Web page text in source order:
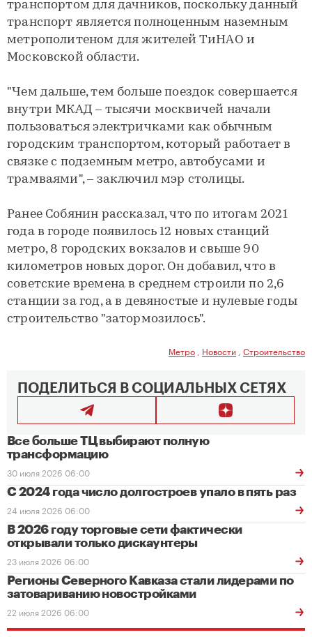
транспортом для дачников, поскольку данный
транспорт является полноценным наземным
метрополитеном для жителей ТиНАО и
Московской области.
"Чем дальше, тем больше поездок совершается
внутри МКАД – тысячи москвичей начали
пользоваться электричками как обычным
городским транспортом, который работает в
связке с подземным метро, автобусами и
трамваями", – заключил мэр столицы.
Ранее Собянин рассказал, что по итогам 2021
года в городе появилось 12 новых станций
метро, 8 городских вокзалов и свыше 90
километров новых дорог. Он добавил, что в
советские времена в среднем строили по 2,6
станции за год, а в девяностые и нулевые годы
строительство "затормозилось".
Метро Новости Строительство
ПОДЕЛИТЬСЯ В СОЦИАЛЬНЫХ СЕТЯХ
Все больше ТЦ выбирают полную
трансформацию
30 июля 2026 06:00
С 2024 года число долгостроев упало в пять раз
24 июля 2026 06:00
В 2026 году торговые сети фактически
открывали только дискаунтеры
23 июля 2026 06:00
Регионы Северного Кавказа стали лидерами по
затовариванию новостройками
22 июля 2026 06:00